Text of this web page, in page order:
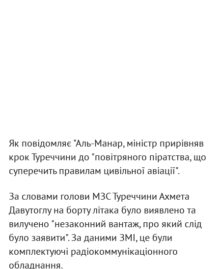
Як повідомляє "Аль-Манар, міністр прирівняв
крок Туреччини до "повітряного піратства, що
суперечить правилам цивільної авіації".
За словами голови МЗС Туреччини Ахмета
Давутоглу на борту літака було виявлено та
вилучено "незаконний вантаж, про який слід
було заявити". За даними ЗМІ, це були
комплектуючі радіокоммунікаціонного
обладнання.